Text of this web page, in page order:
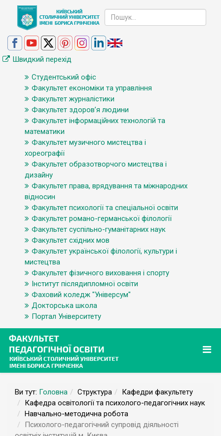
Швидкий перехід
Студентський офіс
Факультет економіки та управління
Факультет журналістики
Факультет здоров’я людини
Факультет інформаційних технологій та
математики
Факультет музичного мистецтва і
хореографії
Факультет образотворчого мистецтва і
дизайну
Факультет права, врядування та міжнародних
відносин
Факультет психології та спеціальної освіти
Факультет романо-германської філології
Факультет суспільно-гуманітарних наук
Факультет східних мов
Факультет української філології, культури і
мистецтва
Факультет фізичного виховання і спорту
Інститут післядипломної освіти
Фаховий коледж "Універсум"
Докторська школа
Портал Університету
Ви тут: Головна Структура
Кафедри факультету
Кафедра освітології та психолого-педагогічних наук
Навчально-методична робота
Психолого-педагогічний супровід діяльності